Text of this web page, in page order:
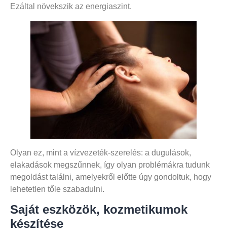
Ezáltal növekszik az energiaszint.
Olyan ez, mint a vízvezeték-szerelés: a dugulások,
elakadások megszűnnek, így olyan problémákra tudunk
megoldást találni, amelyekről előtte úgy gondoltuk, hogy
lehetetlen tőle szabadulni.
Saját eszközök, kozmetikumok
készítése